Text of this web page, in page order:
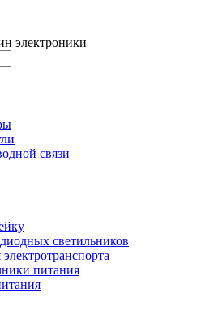
электроники
связи
светильников
питания